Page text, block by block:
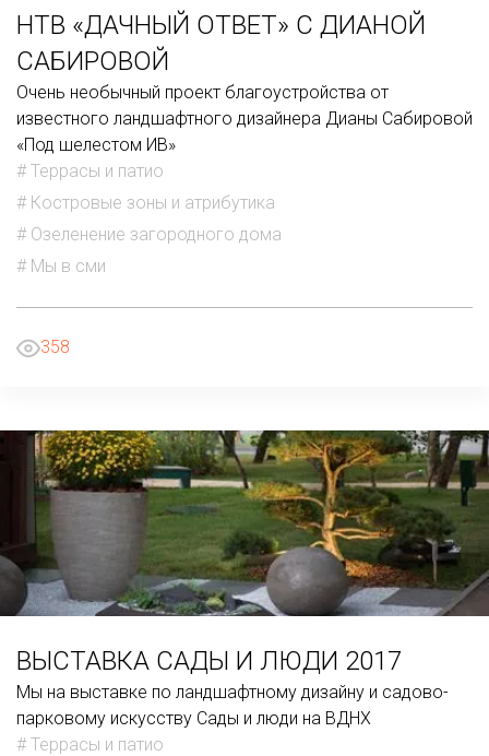
НТВ «ДАЧНЫЙ ОТВЕТ» С ДИАНОЙ
САБИРОВОЙ
Очень необычный проект благоустройства от
известного ландшафтного дизайнера Дианы Сабировой
«Под шелестом ИВ»
# Террасы и патио
# Костровые зоны и атрибутика
# Озеленение загородного дома
# Мы в сми
358
ВЫСТАВКА САДЫ И ЛЮДИ 2017
Мы на выставке по ландшафтному дизайну и садово-
парковому искусству Сады и люди на ВДНХ
# Террасы и патио